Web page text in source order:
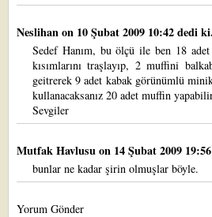
Neslihanon 10 Şubat 2009 10:42 dedi
Sedef Hanım, bu ölçü ile ben 18
kısımlarını traşlayıp, 2 muffini
geitrerek 9 adet kabak görünümlü
kullanacaksanız 20 adet muffin
Sevgiler
Mutfak Havlusuon 14 Şubat 2009
bunlar ne kadar şirin olmuşlar böyle.
Yorum Gönder